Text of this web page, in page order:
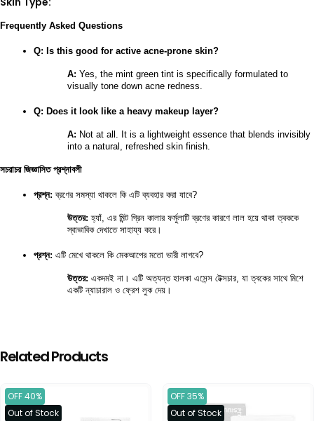
Frequently Asked Questions
Q: Is this good for active acne-prone skin?
A: Yes, the mint green tint is specifically formulated to
visually tone down acne redness.
Q: Does it look like a heavy makeup layer?
A: Not at all. It is a lightweight essence that blends invisibly
into a natural, refreshed skin finish.
সচরাচর জিজ্ঞাসিত প্রশ্নাবলী
প্রশ্ন: ব্রণের সমস্যা থাকলে কি এটি ব্যবহার করা যাবে?
উত্তর: হ্যাঁ, এর মিন্ট গ্রিন কালার ফর্মুলাটি ব্রণের কারণে লাল হয়ে থাকা ত্বককে
স্বাভাবিক দেখাতে সাহায্য করে।
প্রশ্ন: এটি মেখে থাকলে কি মেকআপের মতো ভারী লাগবে?
উত্তর: একদমই না। এটি অত্যন্ত হালকা এসেন্স টেক্সচার, যা ত্বকের সাথে মিশে
একটি ন্যাচারাল ও ফ্রেশ লুক দেয়।
Related Products
OFF 40%
Out of Stock
OFF 35%
Out of Stock